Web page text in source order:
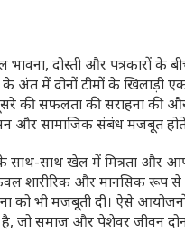
दोस्ती और पत्रकारों के
अंत में दोनों टीमों के खिलाड़ी
की सफलता की सराहना की
और सामाजिक संबंध मजबूत
के साथ-साथ खेल में मित्रता और
शारीरिक और मानसिक रूप से
भी मजबूती दी। ऐसे आयोजनों
जो समाज और पेशेवर जीवन